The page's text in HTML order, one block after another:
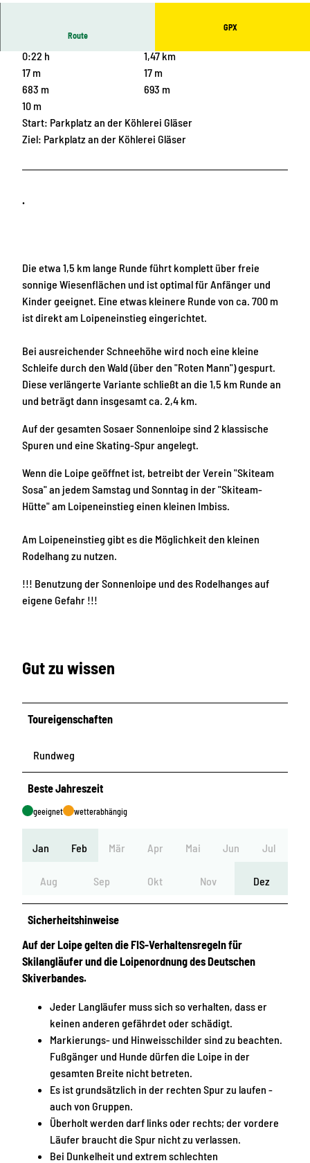
tock
Route
GPX
0:22 h
1,47 km
17 m
17 m
683 m
693 m
10 m
Start: Parkplatz an der Köhlerei Gläser
Ziel: Parkplatz an der Köhlerei Gläser
.
Die etwa 1,5 km lange Runde führt komplett über freie
sonnige Wiesenflächen und ist optimal für Anfänger und
Kinder geeignet. Eine etwas kleinere Runde von ca. 700 m
ist direkt am Loipeneinstieg eingerichtet.
Bei ausreichender Schneehöhe wird noch eine kleine
Schleife durch den Wald (über den "Roten Mann") gespurt.
Diese verlängerte Variante schließt an die 1,5 km Runde an
und beträgt dann insgesamt ca. 2,4 km.
Auf der gesamten Sosaer Sonnenloipe sind 2 klassische
Spuren und eine Skating-Spur angelegt.
Wenn die Loipe geöffnet ist, betreibt der Verein "Skiteam
Sosa" an jedem Samstag und Sonntag in der "Skiteam-
Hütte" am Loipeneinstieg einen kleinen Imbiss.
Am Loipeneinstieg gibt es die Möglichkeit den kleinen
Rodelhang zu nutzen.
!!! Benutzung der Sonnenloipe und des Rodelhanges auf
eigene Gefahr !!!
Gut zu wissen
Toureigenschaften
Rundweg
Beste Jahreszeit
geeignet wetterabhängig
Jan Feb Mär Apr Mai Jun Jul
Aug Sep Okt Nov Dez
Sicherheitshinweise
Auf der Loipe gelten die FIS-Verhaltensregeln für
Skilangläufer und die Loipenordnung des Deutschen
Skiverbandes.
Jeder Langläufer muss sich so verhalten, dass er
keinen anderen gefährdet oder schädigt.
Markierungs- und Hinweisschilder sind zu beachten.
Fußgänger und Hunde dürfen die Loipe in der
gesamten Breite nicht betreten.
Es ist grundsätzlich in der rechten Spur zu laufen -
auch von Gruppen.
Überholt werden darf links oder rechts; der vordere
Läufer braucht die Spur nicht zu verlassen.
Bei Dunkelheit und extrem schlechten